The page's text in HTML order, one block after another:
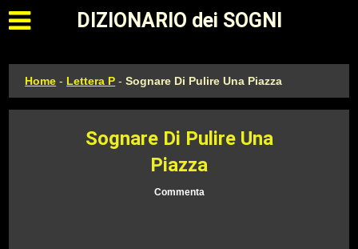
Apri il menu principale
DIZIONARIO dei SOGNI
Home - Lettera P -Sognare Di Pulire Una Piazza
Sognare Di Pulire Una
Piazza
Commenta